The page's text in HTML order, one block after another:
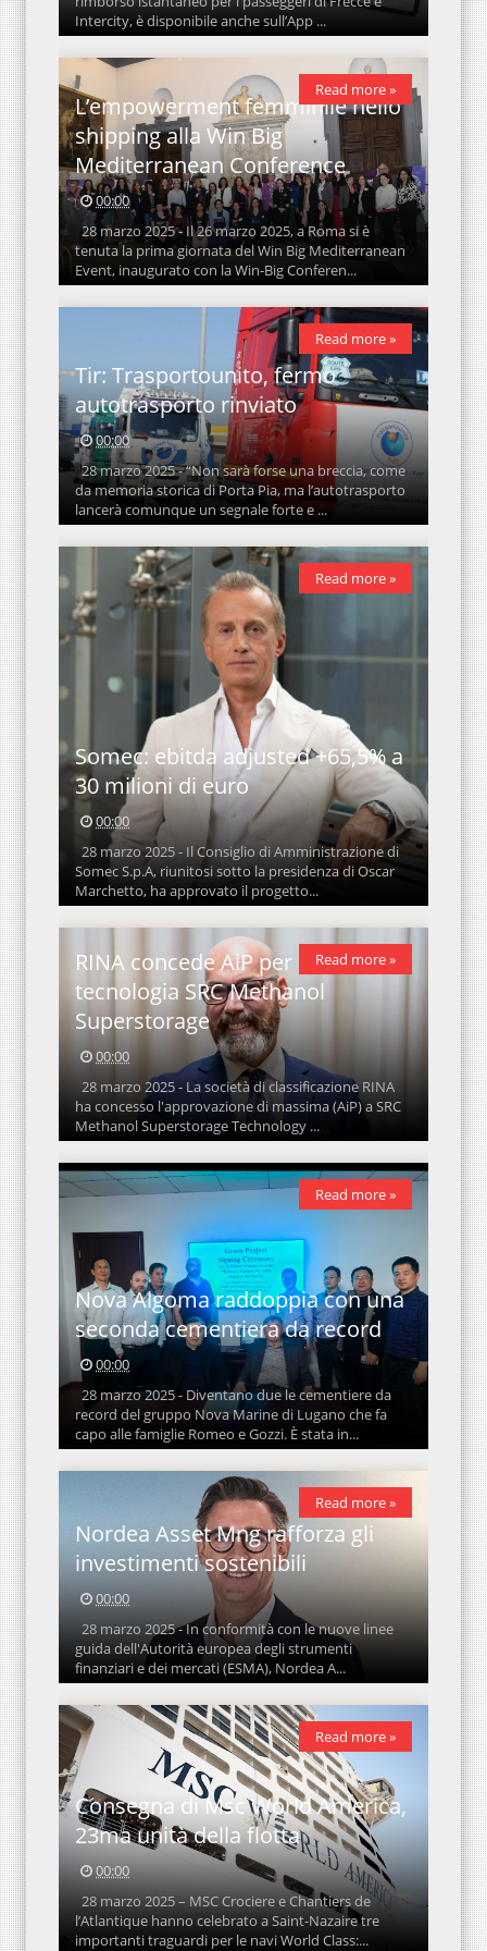
Intercity, è disponibile anche sull’App ...
L’empowerment femminile nello
shipping alla Win Big
Mediterranean Conference
00:00
28 marzo 2025 - Il 26 marzo 2025, a Roma si è
tenuta la prima giornata del Win Big Mediterranean
Event, inaugurato con la Win-Big Conferen...
Read more »
Tir: Trasportounito, fermo
autotrasporto rinviato
00:00
28 marzo 2025 - “Non sarà forse una breccia, come
da memoria storica di Porta Pia, ma l’autotrasporto
lancerà comunque un segnale forte e ...
Read more »
Somec: ebitda adjusted +65,5% a
30 milioni di euro
00:00
28 marzo 2025 - Il Consiglio di Amministrazione di
Somec S.p.A, riunitosi sotto la presidenza di Oscar
Marchetto, ha approvato il progetto...
Read more »
RINA concede AiP per la
tecnologia SRC Methanol
Superstorage
00:00
28 marzo 2025 - La società di classificazione RINA
ha concesso l'approvazione di massima (AiP) a SRC
Methanol Superstorage Technology ...
Read more »
Nova Algoma raddoppia con una
seconda cementiera da record
00:00
28 marzo 2025 - Diventano due le cementiere da
record del gruppo Nova Marine di Lugano che fa
capo alle famiglie Romeo e Gozzi. È stata in...
Read more »
Nordea Asset Mng rafforza gli
investimenti sostenibili
00:00
28 marzo 2025 - In conformità con le nuove linee
guida dell'Autorità europea degli strumenti
finanziari e dei mercati (ESMA), Nordea A...
Read more »
Consegna di Msc World America,
23ma unità della flotta
00:00
28 marzo 2025 – MSC Crociere e Chantiers de
l’Atlantique hanno celebrato a Saint-Nazaire tre
importanti traguardi per le navi World Class:...
Read more »